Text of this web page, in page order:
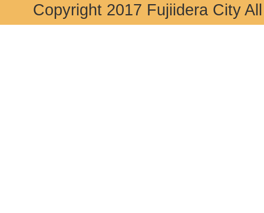
Copyright 2017 Fujiidera City